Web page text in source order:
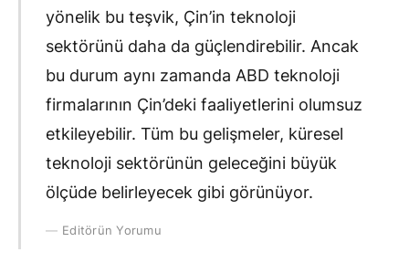
yönelik bu teşvik, Çin’in teknoloji
sektörünü daha da güçlendirebilir. Ancak
bu durum aynı zamanda ABD teknoloji
firmalarının Çin’deki faaliyetlerini olumsuz
etkileyebilir. Tüm bu gelişmeler, küresel
teknoloji sektörünün geleceğini büyük
ölçüde belirleyecek gibi görünüyor.
Editörün Yorumu